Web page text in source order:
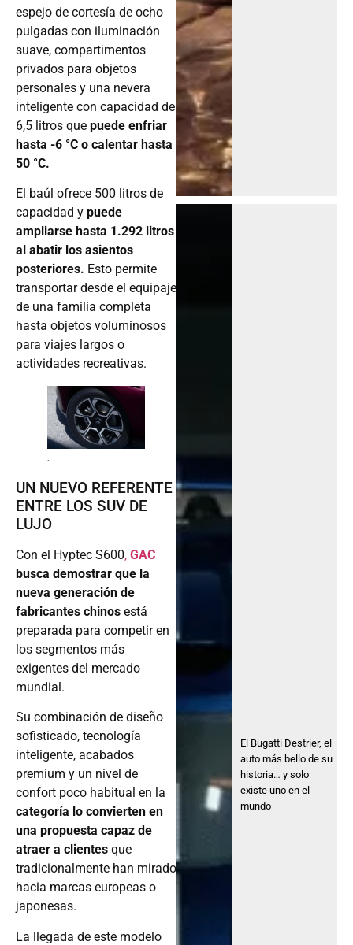
espejo de cortesía de ocho
pulgadas con iluminación
suave, compartimentos
privados para objetos
personales y una nevera
inteligente con capacidad de
6,5 litros que puede enfriar
hasta -6 °C o calentar hasta
50 °C.
El baúl ofrece 500 litros de
capacidad y puede
ampliarse hasta 1.292 litros
al abatir los asientos
posteriores. Esto permite
transportar desde el equipaje
de una familia completa
hasta objetos voluminosos
para viajes largos o
actividades recreativas.
.
UN NUEVO REFERENTE
ENTRE LOS SUV DE
LUJO
Con el Hyptec S600, GAC
busca demostrar que la
nueva generación de
fabricantes chinos está
preparada para competir en
los segmentos más
exigentes del mercado
mundial.
Su combinación de diseño
sofisticado, tecnología
inteligente, acabados
premium y un nivel de
confort poco habitual en la
categoría lo convierten en
una propuesta capaz de
atraer a clientes que
tradicionalmente han mirado
hacia marcas europeas o
japonesas.
La llegada de este modelo
El Bugatti Destrier, el
auto más bello de su
historia… y solo
existe uno en el
mundo